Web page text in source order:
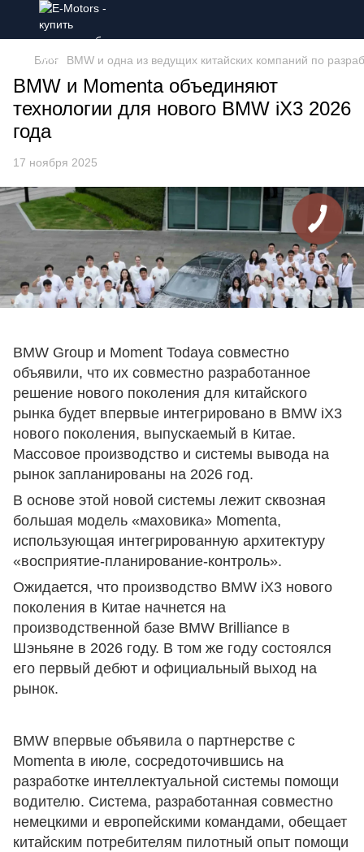
Блог BMW и одна из ведущих китайских компаний по
BMW и Momenta объединяют
технологии для нового BMW iX3 2026
года
17 ноября 2025
BMW Group и Moment Todaya совместно
объявили, что их совместно разработанное
решение нового поколения для китайского
рынка будет впервые интегрировано в BMW iX3
нового поколения, выпускаемый в Китае.
Массовое производство и системы вывода на
рынок запланированы на 2026 год.
В основе этой новой системы лежит сквозная
большая модель «маховика» Momenta,
использующая интегрированную архитектуру
«восприятие-планирование-контроль».
Ожидается, что производство BMW iX3 нового
поколения в Китае начнется на
производственной базе BMW Brilliance в
Шэньяне в 2026 году. В том же году состоялся
его первый дебют и официальный выход на
рынок.
BMW впервые объявила о партнерстве с
Momenta в июле, сосредоточившись на
разработке интеллектуальной системы помощи
водителю. Система, разработанная совместно
немецкими и европейскими командами, обещает
китайским потребителям пилотный опыт помощи